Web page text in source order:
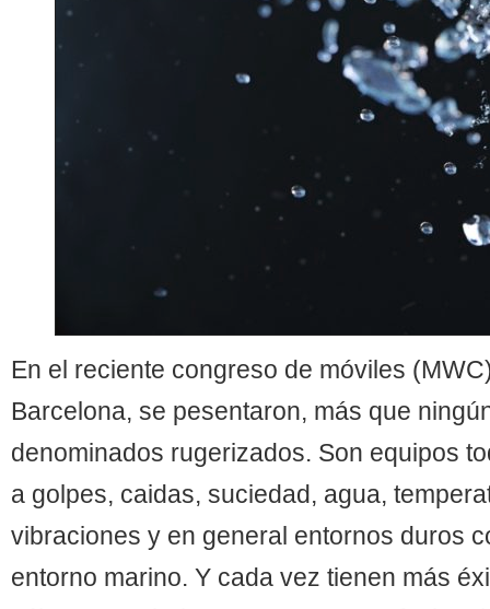
En el reciente congreso de móviles
Barcelona, se pesentaron, más que
denominados rugerizados. Son equipos
a golpes, caidas, suciedad, agua,
vibraciones y en general entornos duros
entorno marino. Y cada vez tienen más